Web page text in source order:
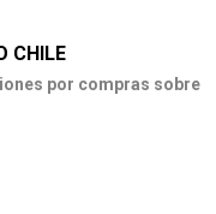
CHILE
por compras sobre